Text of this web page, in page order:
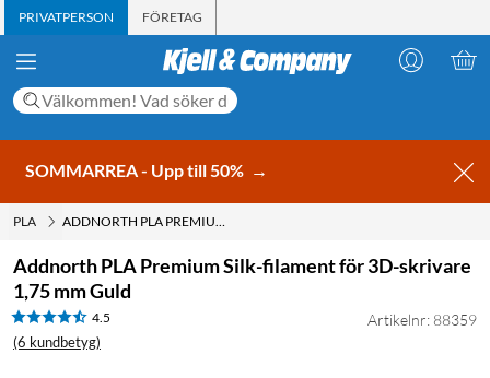
PRIVATPERSON FÖRETAG
SOMMARREA - Upp till 50% →
PLA ADDNORTH PLA PREMIUM SILK-FILAMENT FÖR 3D-SKRIVARE 1,75 MM GULD
Addnorth PLA Premium Silk-filament för 3D-skrivare
1,75 mm Guld
4.5
(6 kundbetyg)
Artikelnr: 88359